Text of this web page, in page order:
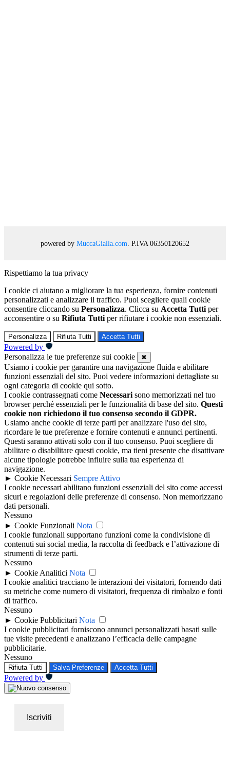
powered by MuccaGialla.com . P.IVA 06350120652
Rispettiamo la tua privacy
I cookie ci aiutano a migliorare la tua esperienza, fornire contenuti
personalizzati e analizzare il traffico. Puoi scegliere quali cookie
consentire cliccando su Personalizza. Clicca su Accetta Tutti per
acconsentire o su Rifiuta Tutti per rifiutare i cookie non essenziali.
Personalizza Rifiuta Tutti Accetta Tutti
Powered by
Personalizza le tue preferenze sui cookie
✖
Usiamo i cookie per garantire una navigazione fluida e abilitare
funzioni essenziali del sito. Puoi vedere informazioni dettagliate su
ogni categoria di cookie qui sotto.
I cookie contrassegnati come Necessari sono memorizzati nel tuo
browser perché essenziali per le funzionalità di base del sito. Questi
cookie non richiedono il tuo consenso secondo il GDPR.
Usiamo anche cookie di terze parti per analizzare l'uso del sito,
ricordare le tue preferenze e fornire contenuti e annunci pertinenti.
Questi saranno attivati solo con il tuo consenso. Puoi scegliere di
abilitare o disabilitare questi cookie, ma tieni presente che disattivare
alcune tipologie potrebbe influire sulla tua esperienza di
navigazione.
► Cookie Necessari Sempre Attivo
I cookie necessari abilitano funzioni essenziali del sito come accessi
sicuri e regolazioni delle preferenze di consenso. Non memorizzano
dati personali.
Nessuno
► Cookie Funzionali Nota
I cookie funzionali supportano funzioni come la condivisione di
contenuti sui social media, la raccolta di feedback e l’attivazione di
strumenti di terze parti.
Nessuno
► Cookie Analitici Nota
I cookie analitici tracciano le interazioni dei visitatori, fornendo dati
su metriche come numero di visitatori, frequenza di rimbalzo e fonti
di traffico.
Nessuno
► Cookie Pubblicitari Nota
I cookie pubblicitari forniscono annunci personalizzati basati sulle
tue visite precedenti e analizzano l’efficacia delle campagne
pubblicitarie.
Nessuno
Rifiuta Tutti Salva Preferenze Accetta Tutti
Powered by
Iscriviti